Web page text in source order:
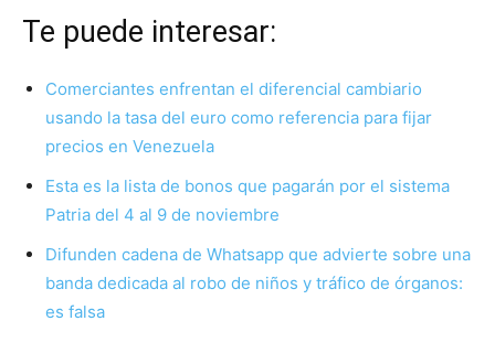
Te puede interesar:
Comerciantes enfrentan el diferencial cambiario
usando la tasa del euro como referencia para fijar
precios en Venezuela
Esta es la lista de bonos que pagarán por el sistema
Patria del 4 al 9 de noviembre
Difunden cadena de Whatsapp que advierte sobre una
banda dedicada al robo de niños y tráfico de órganos:
es falsa